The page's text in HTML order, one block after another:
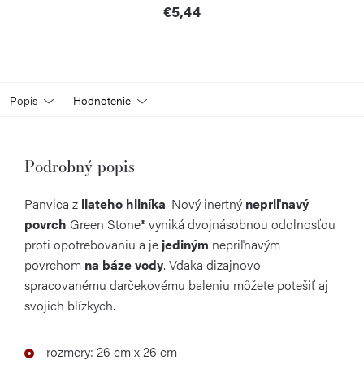
€5,44
Popis Hodnotenie
Podrobný popis
Panvica z liateho hliníka. Nový inertný nepriľnavý
povrch Green Stone® vyniká dvojnásobnou odolnosťou
proti opotrebovaniu a je jediným nepriľnavým
povrchom na báze vody. Vďaka dizajnovo
spracovanému darčekovému baleniu môžete potešiť aj
svojich blízkych.
rozmery: 26 cm x 26 cm